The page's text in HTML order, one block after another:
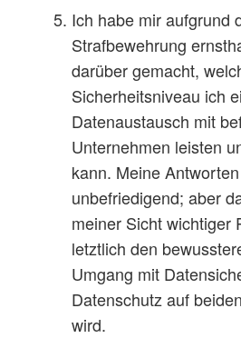
Ich habe mir aufgrund
Strafbewehrung
darüber gemacht,
Sicherheitsniveau ich
Datenaustausch mit
Unternehmen leisten
kann. Meine
unbefriedigend; aber
meiner Sicht wichtiger
letztlich den
Umgang mit
Datenschutz auf
wird.